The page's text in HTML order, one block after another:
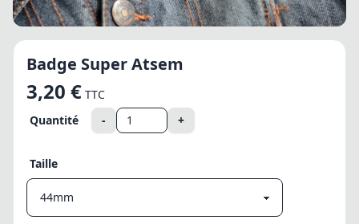
Badge Super Atsem
3,20 € TTC
Quantité
- +
Taille